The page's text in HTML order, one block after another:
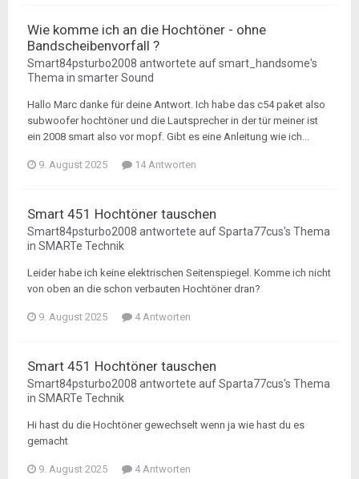
Wie komme ich an die Hochtöner - ohne
Bandscheibenvorfall ?
Smart84psturbo2008 antwortete aufsmart_handsome's
Thema in smarter Sound
Hallo Marc danke für deine Antwort. Ich habe das c54 paket also
subwoofer hochtöner und die Lautsprecher in der tür meiner ist
ein 2008 smart also vor mopf. Gibt es eine Anleitung wie ich...
9. August 2025 14 Antworten
Smart 451 Hochtöner tauschen
Smart84psturbo2008 antwortete aufSparta77cus's Thema
in SMARTe Technik
Leider habe ich keine elektrischen Seitenspiegel. Komme ich nicht
von oben an die schon verbauten Hochtöner dran?
9. August 2025 4 Antworten
Smart 451 Hochtöner tauschen
Smart84psturbo2008 antwortete aufSparta77cus's Thema
in SMARTe Technik
Hi hast du die Hochtöner gewechselt wenn ja wie hast du es
gemacht
9. August 2025 4 Antworten